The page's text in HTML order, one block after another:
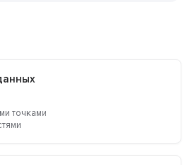
точками